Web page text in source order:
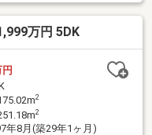
万円 5DK
2
2
年8月(築29年1ヶ月)